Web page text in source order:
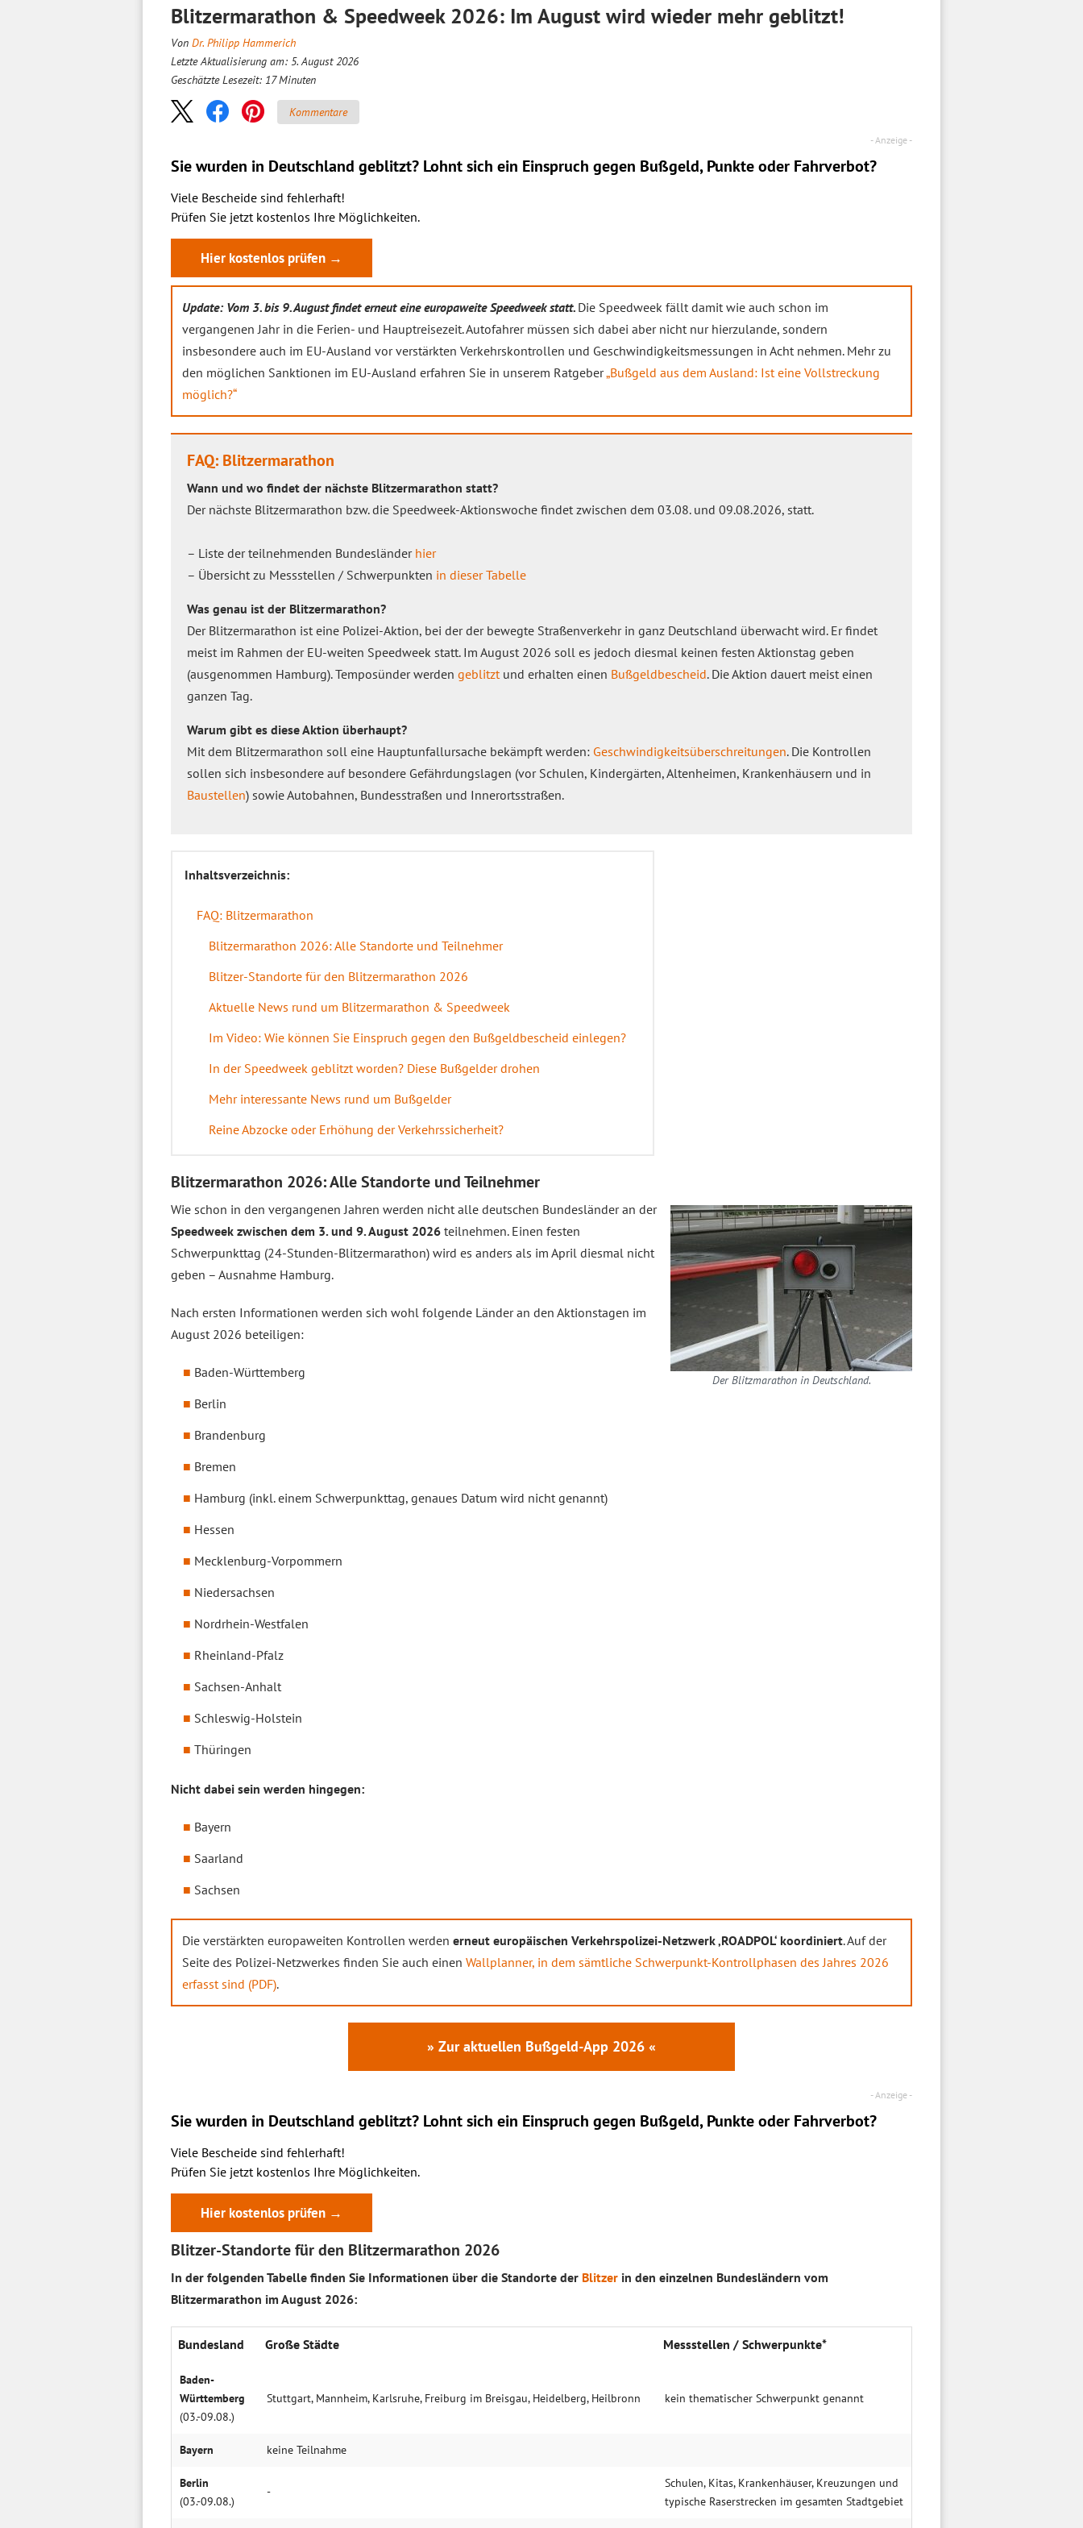
Blitzermarathon & Speedweek 2026: Im August wird wieder mehr geblitzt!
Von Dr. Philipp Hammerich
Letzte Aktualisierung am: 5. August 2026
Geschätzte Lesezeit: 17 Minuten
Kommentare
Sie wurden in Deutschland geblitzt? Lohnt sich ein Einspruch gegen Bußgeld, Punkte oder Fahrverbot?
Viele Bescheide sind fehlerhaft!
Prüfen Sie jetzt kostenlos Ihre Möglichkeiten.
Hier kostenlos prüfen →
Update: Vom 3. bis 9. August findet erneut eine europaweite Speedweek statt. Die Speedweek fällt damit wie auch schon im
vergangenen Jahr in die Ferien- und Hauptreisezeit. Autofahrer müssen sich dabei aber nicht nur hierzulande, sondern
insbesondere auch im EU-Ausland vor verstärkten Verkehrskontrollen und Geschwindigkeitsmessungen in Acht nehmen. Mehr zu
den möglichen Sanktionen im EU-Ausland erfahren Sie in unserem Ratgeber„Bußgeld aus dem Ausland: Ist eine Vollstreckung
möglich?“
FAQ: Blitzermarathon
Wann und wo findet der nächste Blitzermarathon statt?
Der nächste Blitzermarathon bzw. die Speedweek-Aktionswoche findet zwischen dem 03.08. und 09.08.2026, statt.
– Liste der teilnehmenden Bundesländer hier
– Übersicht zu Messstellen / Schwerpunkten in dieser Tabelle
Was genau ist der Blitzermarathon?
Der Blitzermarathon ist eine Polizei-Aktion, bei der der bewegte Straßenverkehr in ganz Deutschland überwacht wird. Er findet
meist im Rahmen der EU-weiten Speedweek statt. Im August 2026 soll es jedoch diesmal keinen festen Aktionstag geben
(ausgenommen Hamburg). Temposünder werden geblitztund erhalten einen Bußgeldbescheid. Die Aktion dauert meist einen
ganzen Tag.
Warum gibt es diese Aktion überhaupt?
Mit dem Blitzermarathon soll eine Hauptunfallursache bekämpft werden: Geschwindigkeitsüberschreitungen. Die Kontrollen
sollen sich insbesondere auf besondere Gefährdungslagen (vor Schulen, Kindergärten, Altenheimen, Krankenhäusern und in
Baustellen) sowie Autobahnen, Bundesstraßen und Innerortsstraßen.
Inhaltsverzeichnis:
FAQ: Blitzermarathon
Blitzermarathon 2026: Alle Standorte und Teilnehmer
Blitzer-Standorte für den Blitzermarathon 2026
Aktuelle News rund um Blitzermarathon & Speedweek
Im Video: Wie können Sie Einspruch gegen den Bußgeldbescheid einlegen?
In der Speedweek geblitzt worden? Diese Bußgelder drohen
Mehr interessante News rund um Bußgelder
Reine Abzocke oder Erhöhung der Verkehrssicherheit?
Blitzermarathon 2026: Alle Standorte und Teilnehmer
Der Blitzmarathon in Deutschland.
Wie schon in den vergangenen Jahren werden nicht alle deutschen Bundesländer an der
Speedweek zwischen dem 3. und 9. August 2026 teilnehmen. Einen festen
Schwerpunkttag (24-Stunden-Blitzermarathon) wird es anders als im April diesmal nicht
geben – Ausnahme Hamburg.
Nach ersten Informationen werden sich wohl folgende Länder an den Aktionstagen im
August 2026 beteiligen:
Baden-Württemberg
Berlin
Brandenburg
Bremen
Hamburg (inkl. einem Schwerpunkttag, genaues Datum wird nicht genannt)
Hessen
Mecklenburg-Vorpommern
Niedersachsen
Nordrhein-Westfalen
Rheinland-Pfalz
Sachsen-Anhalt
Schleswig-Holstein
Thüringen
Nicht dabei sein werden hingegen:
Bayern
Saarland
Sachsen
Die verstärkten europaweiten Kontrollen werden erneut europäischen Verkehrspolizei-Netzwerk ‚ROADPOL‘ koordiniert. Auf der
Seite des Polizei-Netzwerkes finden Sie auch einen Wallplanner, in dem sämtliche Schwerpunkt-Kontrollphasen des Jahres 2026
erfasst sind (PDF).
» Zur aktuellen Bußgeld-App 2026 «
Sie wurden in Deutschland geblitzt? Lohnt sich ein Einspruch gegen Bußgeld, Punkte oder Fahrverbot?
Viele Bescheide sind fehlerhaft!
Prüfen Sie jetzt kostenlos Ihre Möglichkeiten.
Hier kostenlos prüfen →
Blitzer-Standorte für den Blitzermarathon 2026
In der folgenden Tabelle finden Sie Informationen über die Standorte der Blitzer in den einzelnen Bundesländern vom
Blitzermarathon im August 2026:
Bundes­land Große Städte Mess­stellen / Schwer­punkte*
Baden-
Württemberg
(03.-09.08.)
Stuttgart, Mannheim, Karlsruhe, Freiburg im Breisgau, Heidelberg, Heilbronn kein thematischer Schwerpunkt genannt
Bayern keine Teil­nahme
Berlin
(03.-09.08.)
-
Schulen, Kitas, Krankenhäuser, Kreuzungen und
typische Raserstrecken im gesamten Stadtgebiet